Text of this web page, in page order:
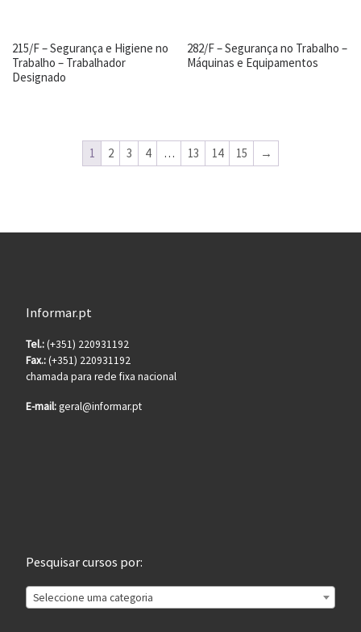
215/F – Segurança e Higiene no
Trabalho – Trabalhador
Designado
282/F – Segurança no Trabalho –
Máquinas e Equipamentos
1 2 3 4 … 13 14 15 →
Informar.pt
Tel.:(+351) 220931192
Fax.:(+351) 220931192
chamada para rede fixa nacional
E-mail:geral@informar.pt
Pesquisar cursos por:
Seleccione uma categoria